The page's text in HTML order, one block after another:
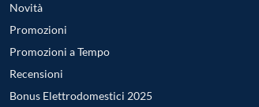
Novità
Promozioni
Promozioni a Tempo
Recensioni
Bonus Elettrodomestici 2025